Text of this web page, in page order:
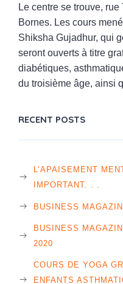
Le centre se trouve, rue
Bornes. Les cours
Shiksha Gujadhur, qui
seront ouverts à titre
diabétiques,
du troisième âge, ainsi
RECENT POSTS
L’APAISEMENT
IMPORTANT. . .
BUSINESS
BUSINESS
2020
COURS DE YOGA
ENFANTS